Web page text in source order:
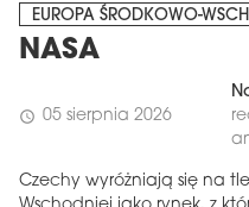
EUROPA ŚRODKOWO-
NASA
schedule 05 sierpnia 2026
Czechy wyróżniają się na